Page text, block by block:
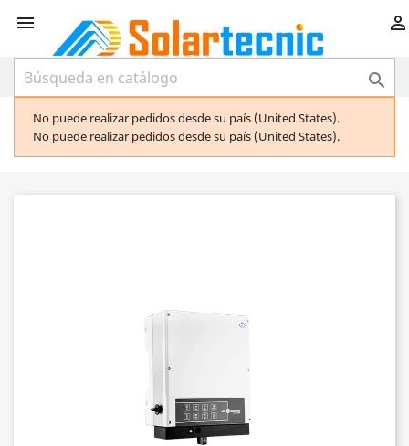
 

No puede realizar pedidos desde su país (United States).
No puede realizar pedidos desde su país (United States).